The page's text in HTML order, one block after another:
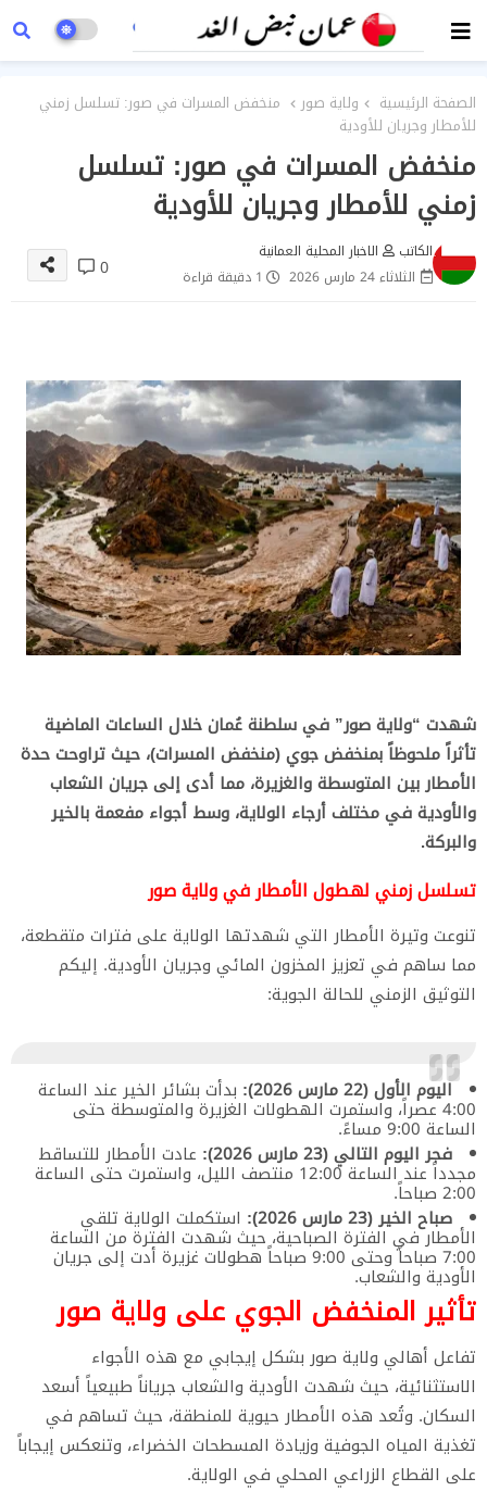
الصفحة الرئيسية ولاية صور
منخفض المسرات في صور: تسلسل زمني
للأمطار وجريان للأودية
منخفض المسرات في صور: تسلسل
زمني للأمطار وجريان للأودية
الكاتب
الاخبار المحلية العمانية
الثلاثاء 24 مارس 2026
1 دقيقة قراءة 0
شهدت “ولاية صور” في سلطنة عُمان خلال الساعات الماضية
تأثراً ملحوظاً بمنخفض جوي (منخفض المسرات)، حيث تراوحت حدة
الأمطار بين المتوسطة والغزيرة، مما أدى إلى جريان الشعاب
والأودية في مختلف أرجاء الولاية، وسط أجواء مفعمة بالخير
والبركة.
​تسلسل زمني لهطول الأمطار في ولاية صور
​تنوعت وتيرة الأمطار التي شهدتها الولاية على فترات متقطعة،
مما ساهم في تعزيز المخزون المائي وجريان الأودية. إليكم
التوثيق الزمني للحالة الجوية:
اليوم الأول (22 مارس 2026): بدأت بشائر الخير عند الساعة
4:00 عصراً، واستمرت الهطولات الغزيرة والمتوسطة حتى
الساعة 9:00 مساءً.
فجر اليوم التالي (23 مارس 2026):
عادت الأمطار للتساقط
مجدداً عند الساعة 12:00 منتصف الليل، واستمرت حتى الساعة
2:00 صباحاً.
صباح الخير (23 مارس 2026):
استكملت الولاية تلقي
الأمطار في الفترة الصباحية، حيث شهدت الفترة من الساعة
7:00 صباحاً وحتى 9:00 صباحاً هطولات غزيرة أدت إلى جريان
الأودية والشعاب.
​تأثير المنخفض الجوي على ولاية صور
​تفاعل أهالي ولاية صور بشكل إيجابي مع هذه الأجواء
الاستثنائية، حيث شهدت الأودية والشعاب جرياناً طبيعياً أسعد
السكان. وتُعد هذه الأمطار حيوية للمنطقة، حيث تساهم في
تغذية المياه الجوفية وزيادة المسطحات الخضراء، وتنعكس إيجاباً
على القطاع الزراعي المحلي في الولاية.